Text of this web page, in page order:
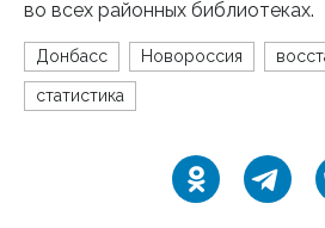
во всех районных библиотеках.
Донбасс Новороссия
статистика